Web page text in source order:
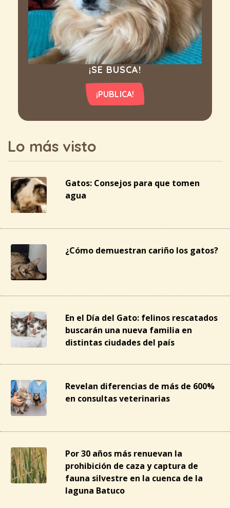
¡SE BUSCA!
¡PUBLICA!
Lo más visto
Gatos: Consejos para que tomen
agua
¿Cómo demuestran cariño los gatos?
En el Día del Gato: felinos rescatados
buscarán una nueva familia en
distintas ciudades del país
Revelan diferencias de más de 600%
en consultas veterinarias
Por 30 años más renuevan la
prohibición de caza y captura de
fauna silvestre en la cuenca de la
laguna Batuco